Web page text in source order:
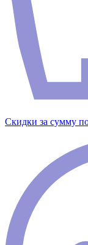
Скидки за сумму